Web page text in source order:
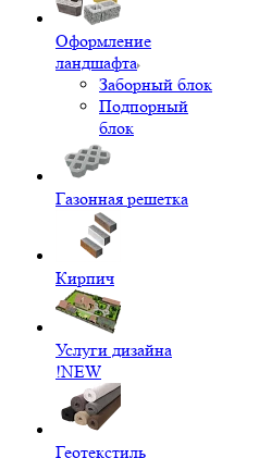
Оформление
ландшафта
Заборный блок
Подпорный
блок
Газонная решетка
Кирпич
Услуги дизайна
!NEW
Геотекстиль